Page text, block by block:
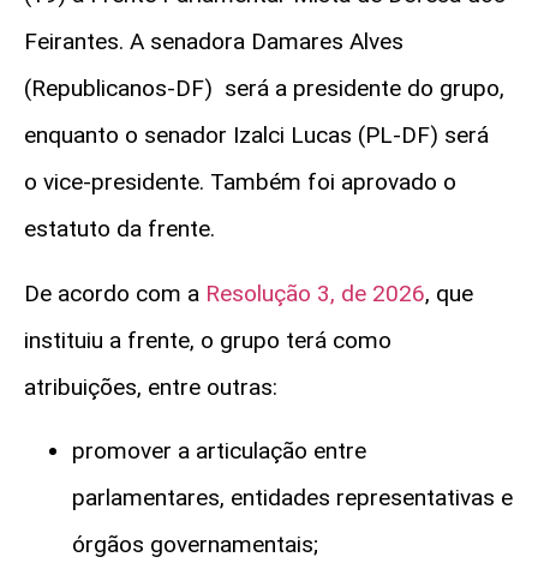
Feirantes. A senadora Damares Alves
(Republicanos-DF) será a presidente do grupo,
enquanto o senador Izalci Lucas (PL-DF) será
o vice-presidente. Também foi aprovado o
estatuto da frente.
De acordo com a Resolução 3, de 2026, que
instituiu a frente, o grupo terá como
atribuições, entre outras:
promover a articulação entre
parlamentares, entidades representativas e
órgãos governamentais;